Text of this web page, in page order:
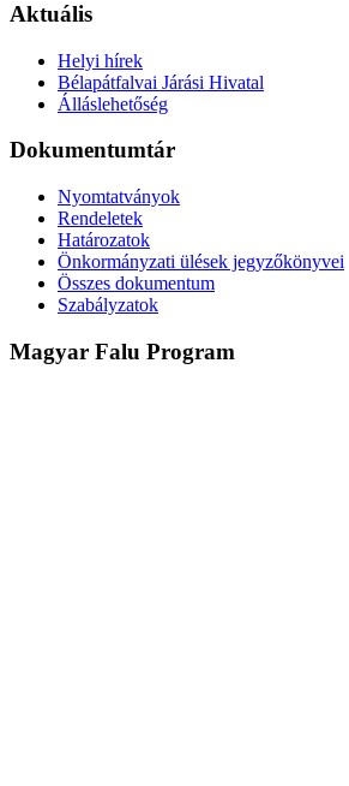
Aktuális
Helyi hírek
Bélapátfalvai Járási Hivatal
Álláslehetőség
Dokumentumtár
Nyomtatványok
Rendeletek
Határozatok
Önkormányzati ülések jegyzőkönyvei
Összes dokumentum
Szabályzatok
Magyar Falu Program